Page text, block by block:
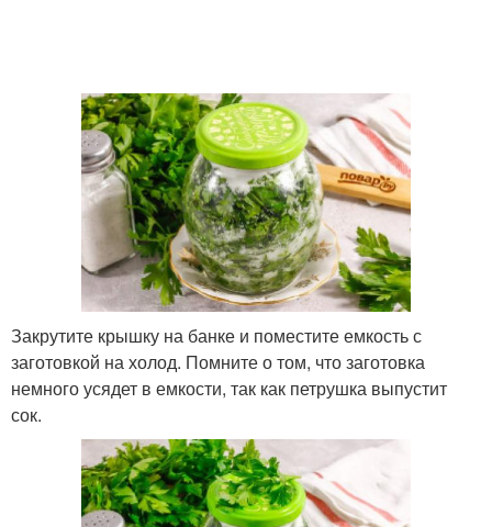
Закрутите крышку на банке и поместите емкость с
заготовкой на холод. Помните о том, что заготовка
немного усядет в емкости, так как петрушка выпустит
сок.